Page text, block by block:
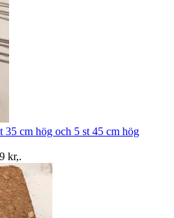
35 cm hög och 5 st 45 cm hög
kr,.